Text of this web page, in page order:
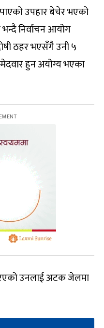
उपहार बेचेर भएको
निर्वाचन आयोग
ठहर भएसँगै उनी ५
हुन अयोग्य भएका
उनलाई अटक जेलमा